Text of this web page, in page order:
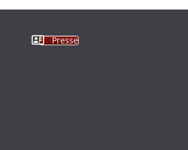
Presse